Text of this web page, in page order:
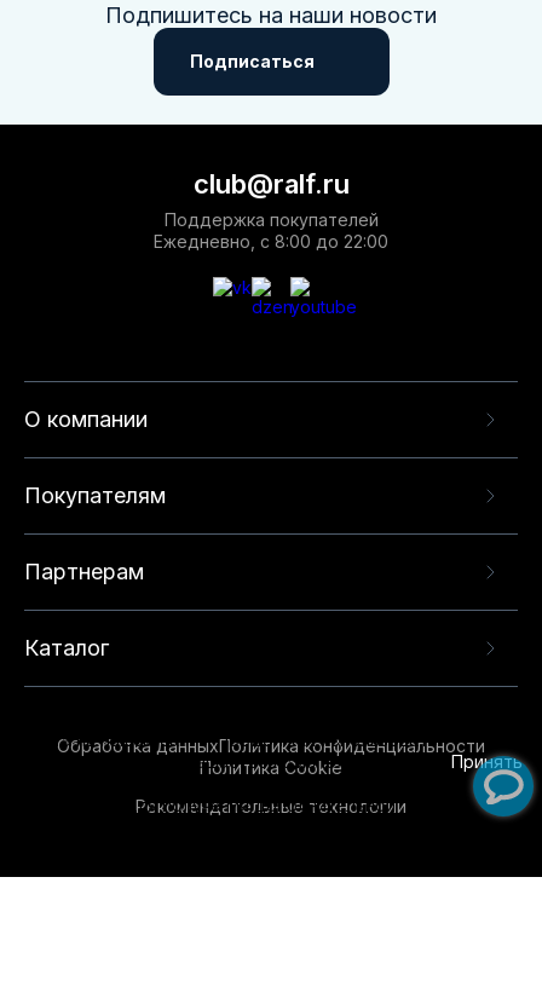
Подпишитесь на наши новости
Подписаться
О компании
Покупателям
Партнерам
Каталог
club@ralf.ru
Поддержка покупателей
Ежедневно, с 8:00 до 22:00
Обработка данныхПолитика конфиденциальности
Политика Cookie
Рекомендательные технологии
опыта на нашем сайте. Продолжая использовать
данный сайт, вы соглашаетесь с использованием
технологий. Для получения дополнительной
Принять